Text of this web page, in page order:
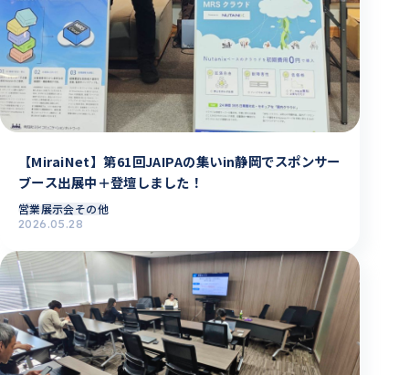
【MiraiNet】第61回JAIPAの集いin静岡でスポンサー
ブース出展中＋登壇しました！
営業展示会その他
2026.05.28